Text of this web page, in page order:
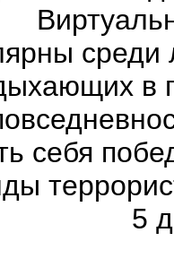
в
себя
5